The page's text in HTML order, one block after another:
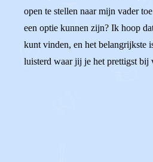
open te stellen naar mijn vader
een optie kunnen zijn? Ik hoop
kunt vinden, en het belangrijkste
luisterd waar jij je het prettigst